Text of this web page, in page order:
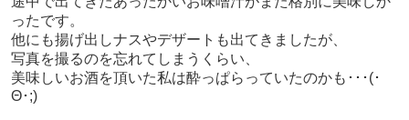
ったです。
他にも揚げ出しナスやデザートも出てきましたが、
写真を撮るのを忘れてしまうくらい、
美味しいお酒を頂いた私は酔っぱらっていたのかも･･･(･
Θ･;)